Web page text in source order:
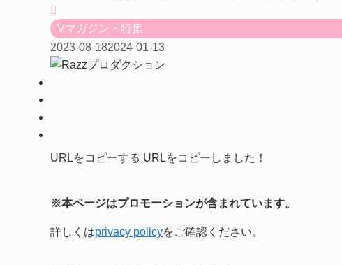
Vマガジン・特集
2023-08-182024-01-13
URLをコピーする URLをコピーしました！
※本ページはプロモーションが含まれています。
詳しくはprivacy policyをご確認ください。